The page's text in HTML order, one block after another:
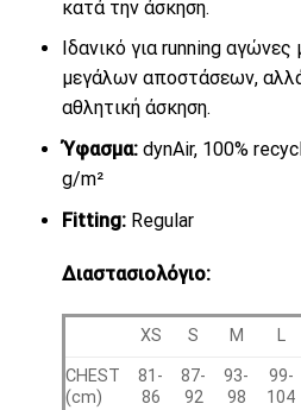
κατά την άσκηση.
Ιδανικό για running αγώνες
μεγάλων αποστάσεων,
αθλητική άσκηση.
Ύφασμα:dynAir, 100%
g/m²
Fitting:Regular
Διαστασιολόγιο:
XS S M L
CHEST
(cm)
81-
86
87-
92
93-
98
99-
104